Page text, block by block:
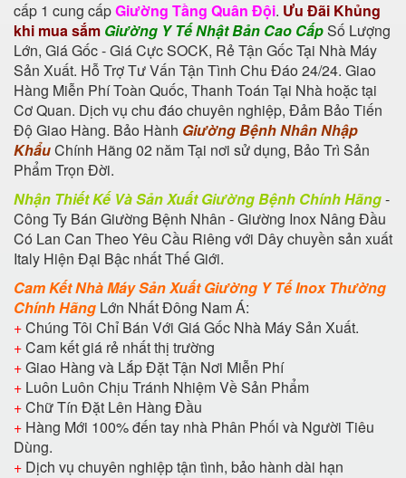
cấp 1 cung cấpGiường Tầng Quân Đội. Ưu Đãi Khủng
khi mua sắm Giường Y Tế Nhật Bản Cao CấpSố Lượng
Lớn, Giá Gốc - Giá Cực SOCK, Rẻ Tận Gốc Tại Nhà Máy
Sản Xuất. Hỗ Trợ Tư Vấn Tận Tình Chu Đáo 24/24. Giao
Hàng Miễn Phí Toàn Quốc, Thanh Toán Tại Nhà hoặc tại
Cơ Quan. Dịch vụ chu đáo chuyên nghiệp, Đảm Bảo Tiến
Độ Giao Hàng. Bảo Hành Giường Bệnh Nhân Nhập
KhẩuChính Hãng 02 năm Tại nơi sử dụng, Bảo Trì Sản
Phẩm Trọn Đời.
Nhận Thiết Kế Và Sản XuấtGiường Bệnh Chính Hãng-
Công Ty Bán Giường Bệnh Nhân -Giường Inox Nâng Đầu
Có Lan Can Theo Yêu Cầu Riêng với Dây chuyền sản xuất
Italy Hiện Đại Bậc nhất Thế Giới.
Cam Kết Nhà Máy Sản XuấtGiường Y Tế Inox Thường
Chính Hãng Lớn Nhất Đông Nam Á:
+Chúng Tôi Chỉ Bán Với Giá Gốc Nhà Máy Sản Xuất.
+Cam kết giá rẻ nhất thị trường
+Giao Hàng và Lắp Đặt Tận Nơi Miễn Phí
+ Luôn Luôn Chịu Tránh Nhiệm Về Sản Phẩm
+Chữ Tín Đặt Lên Hàng Đầu
+ Hàng Mới 100% đến tay nhà Phân Phối và Người Tiêu
Dùng.
+ Dịch vụ chuyên nghiệp tận tình, bảo hành dài hạn